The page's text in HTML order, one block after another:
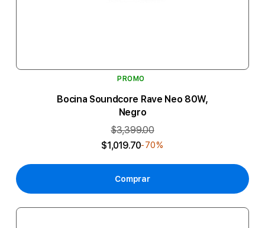
PROMO
Bocina Soundcore Rave Neo 80W,
Negro
$3,399.00
$1,019.70-70%
Comprar